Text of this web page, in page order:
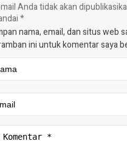
Anda tidak akan
*
nama, email, dan situs web
ini untuk komentar saya